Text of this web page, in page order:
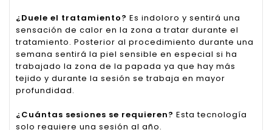
¿Duele el tratamiento? Es indoloro y sentirá una
sensación de calor en la zona a tratar durante el
tratamiento. Posterior al procedimiento durante una
semana sentirá la piel sensible en especial si ha
trabajado la zona de la papada ya que hay más
tejido y durante la sesión se trabaja en mayor
profundidad.
¿Cuántas sesiones se requieren? Esta tecnología
solo requiere una sesión al año.